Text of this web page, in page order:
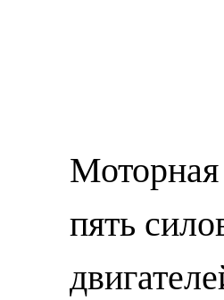
Моторная
пять